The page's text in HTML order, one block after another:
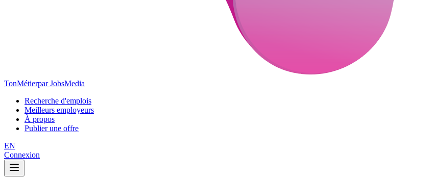
TonMétierpar JobsMedia
Recherche d'emplois
Meilleurs employeurs
À propos
Publier une offre
EN
Connexion